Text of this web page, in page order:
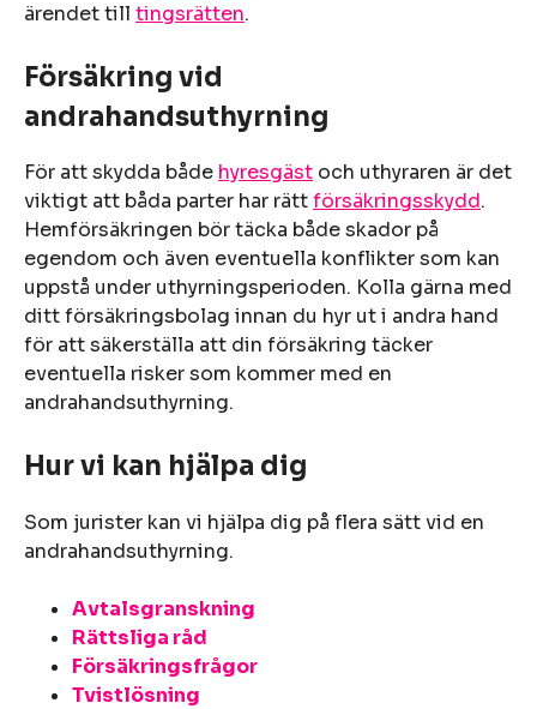
ärendet till tingsrätten.
Försäkring vid
andrahandsuthyrning
För att skydda både hyresgäst och uthyraren är det
viktigt att båda parter har rättförsäkringsskydd.
Hemförsäkringen bör täcka både skador på
egendom och även eventuella konflikter som kan
uppstå under uthyrningsperioden. Kolla gärna med
ditt försäkringsbolag innan du hyr ut i andra hand
för att säkerställa att din försäkring täcker
eventuella risker som kommer med en
andrahandsuthyrning.
Hur vi kan hjälpa dig
Som jurister kan vi hjälpa dig på flera sätt vid en
andrahandsuthyrning.
Avtalsgranskning
Rättsliga råd
Försäkringsfrågor
Tvistlösning